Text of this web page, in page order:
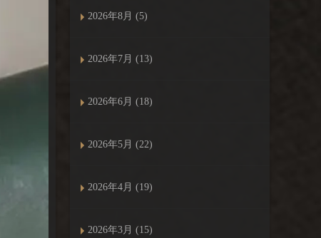
2026年8月 (5)
2026年7月 (13)
2026年6月 (18)
2026年5月 (22)
2026年4月 (19)
2026年3月 (15)